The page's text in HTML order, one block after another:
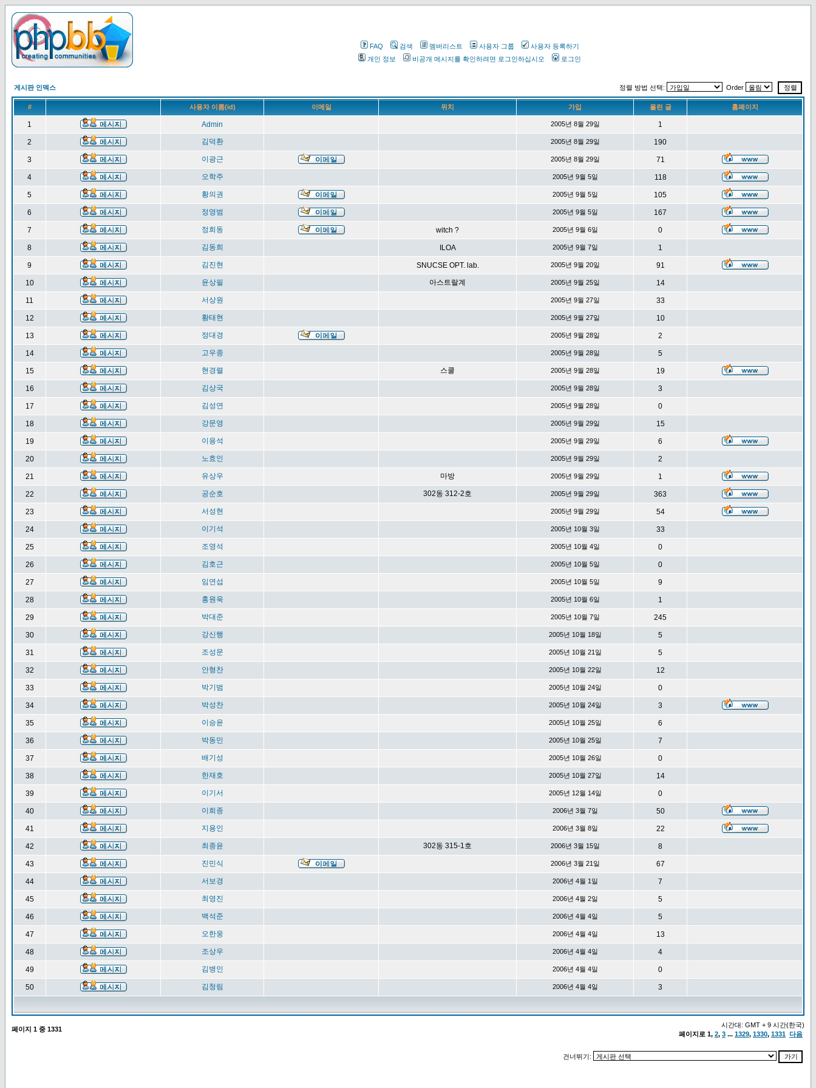
FAQ 검색 멤버리스트 사용자 그룹
사용자 등록하기
개인 정보
비공개 메시지를 확인하려면 로그인하십시오 로그인
게시판 인덱스 정렬 방법 선택: Order
# 사용자 이름(id) 이메일 위치 가입 올린 글 홈페이지
1 Admin 2005년 8월 29일 1
2 김덕환 2005년 8월 29일 190
3 이광근 2005년 8월 29일 71
4 오학주 2005년 9월 5일 118
5 황의권 2005년 9월 5일 105
6 정영범 2005년 9월 5일 167
7 정희동 witch ? 2005년 9월 6일 0
8 김동희 ILOA 2005년 9월 7일 1
9 김진현 SNUCSE OPT. lab. 2005년 9월 20일 91
10 윤상필 아스트랄계 2005년 9월 25일 14
11 서상원 2005년 9월 27일 33
12 황태현 2005년 9월 27일 10
13 정대경 2005년 9월 28일 2
14 고우종 2005년 9월 28일 5
15 현경렬 스쿨 2005년 9월 28일 19
16 김상국 2005년 9월 28일 3
17 김성연 2005년 9월 28일 0
18 강문영 2005년 9월 29일 15
19 이용석 2005년 9월 29일 6
20 노효인 2005년 9월 29일 2
21 유상우 마방 2005년 9월 29일 1
22 공순호 302동 312-2호 2005년 9월 29일 363
23 서성현 2005년 9월 29일 54
24 이기석 2005년 10월 3일 33
25 조영석 2005년 10월 4일 0
26 김호근 2005년 10월 5일 0
27 임연섭 2005년 10월 5일 9
28 홍원욱 2005년 10월 6일 1
29 박대준 2005년 10월 7일 245
30 강신행 2005년 10월 18일 5
31 조성문 2005년 10월 21일 5
32 안형찬 2005년 10월 22일 12
33 박기범 2005년 10월 24일 0
34 박성찬 2005년 10월 24일 3
35 이승윤 2005년 10월 25일 6
36 박동민 2005년 10월 25일 7
37 배기성 2005년 10월 26일 0
38 한재호 2005년 10월 27일 14
39 이기서 2005년 12월 14일 0
40 이희종 2006년 3월 7일 50
41 지용인 2006년 3월 8일 22
42 최종윤 302동 315-1호 2006년 3월 15일 8
43 진민식 2006년 3월 21일 67
44 서보경 2006년 4월 1일 7
45 최영진 2006년 4월 2일 5
46 백석준 2006년 4월 4일 5
47 오한웅 2006년 4월 4일 13
48 조상우 2006년 4월 4일 4
49 김병인 2006년 4월 4일 0
50 김청림 2006년 4월 4일 3
페이지 1 중 1331
시간대: GMT + 9 시간(한국)
페이지로 1, 2, 3 ... 1329, 1330, 1331 다음
건너뛰기: